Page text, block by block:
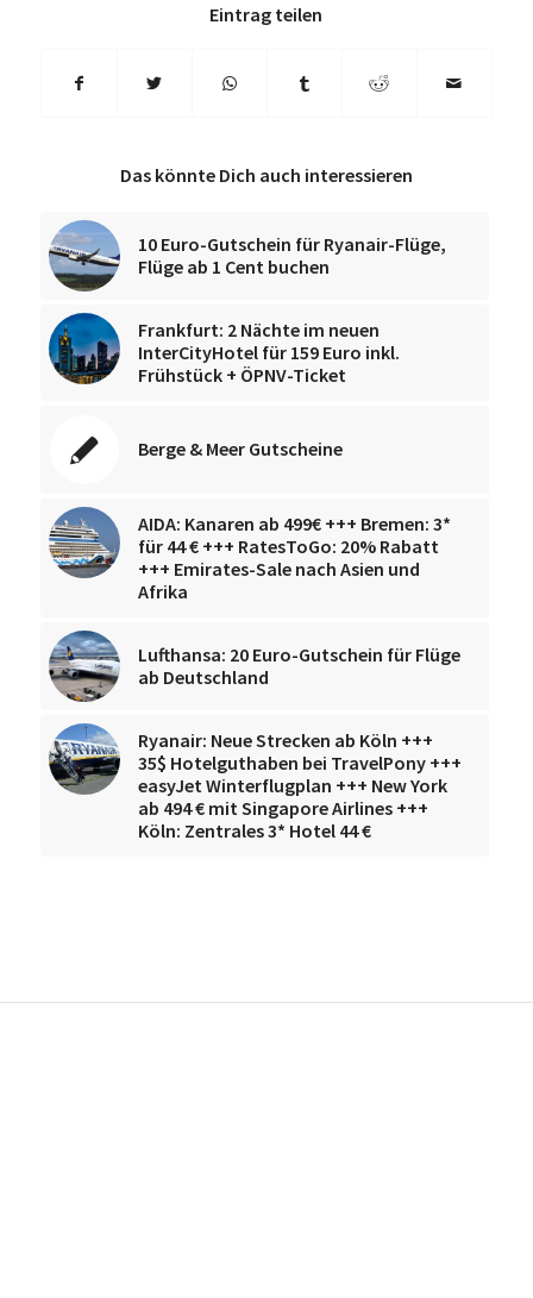
Eintrag teilen
Das könnte Dich auch interessieren
10 Euro-Gutschein für Ryanair-Flüge,
Flüge ab 1 Cent buchen
Frankfurt: 2 Nächte im neuen
InterCityHotel für 159 Euro inkl.
Frühstück + ÖPNV-Ticket
Berge & Meer Gutscheine
AIDA: Kanaren ab 499€ +++ Bremen: 3*
für 44 € +++ RatesToGo: 20% Rabatt
+++ Emirates-Sale nach Asien und
Afrika
Lufthansa: 20 Euro-Gutschein für Flüge
ab Deutschland
Ryanair: Neue Strecken ab Köln +++
35$ Hotelguthaben bei TravelPony +++
easyJet Winterflugplan +++ New York
ab 494 € mit Singapore Airlines +++
Köln: Zentrales 3* Hotel 44 €